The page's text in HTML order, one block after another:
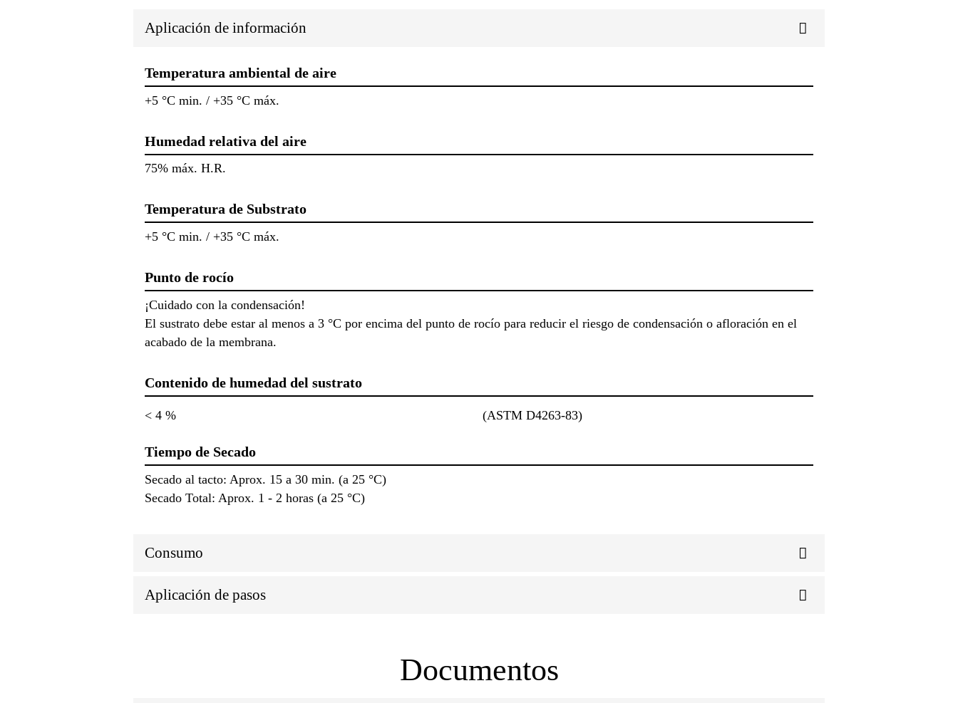
Aplicación de información
Temperatura ambiental de aire
+5 °C min. / +35 °C máx.
Humedad relativa del aire
75% máx. H.R.
Temperatura de Substrato
+5 °C min. / +35 °C máx.
Punto de rocío
¡Cuidado con la condensación!
El sustrato debe estar al menos a 3 °C por encima del punto de rocío para reducir el riesgo de condensación o afloración en el
acabado de la membrana.
Contenido de humedad del sustrato
< 4 % (ASTM D4263-83)
Tiempo de Secado
Secado al tacto: Aprox. 15 a 30 min. (a 25 °C)
Secado Total: Aprox. 1 - 2 horas (a 25 °C)
Consumo
Aplicación de pasos
Documentos